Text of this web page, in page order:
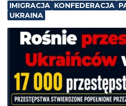
IMIGRACJA KONFEDERACJA
UKRAINA